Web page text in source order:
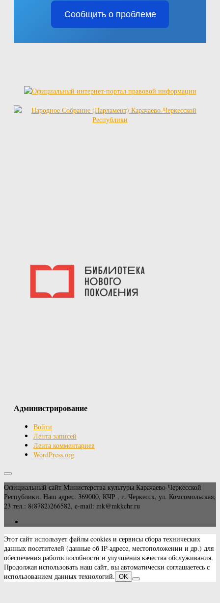
Сообщить о проблеме
Администрирование
Войти
Лента записей
Лента комментариев
WordPress.org
Официальный сайт Министерства культуры Карачаево-Черкесской
Республики. Наш адрес: 369000, КЧР , г. Черкесск, ул. Комсомольская,
23 тел.: 8(8782)266582, e-mail: mk@mkkchr.ru
Этот сайт использует файлы cookies и сервисы сбора технических
данных посетителей (данные об IP-адресе, местоположении и др.) для
обеспечения работоспособности и улучшения качества обслуживания.
Продолжая использовать наш сайт, вы автоматически соглашаетесь с
использованием данных технологий. OK